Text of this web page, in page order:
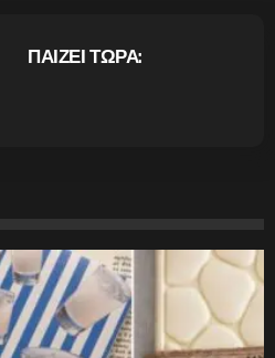
ΠΑΙΖΕΙ ΤΩΡΑ: